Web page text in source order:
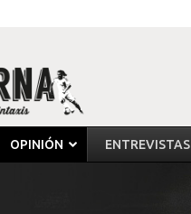
OPINIÓN ENTREVISTAS